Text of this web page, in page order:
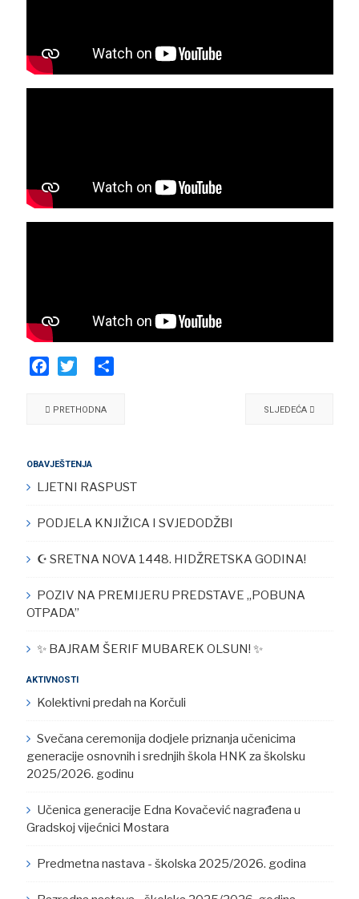
PRETHODNA SLJEDEĆA
OBAVJEŠTENJA
LJETNI RASPUST
PODJELA KNJIŽICA I SVJEDODŽBI
☪︎ SRETNA NOVA 1448. HIDŽRETSKA GODINA!
POZIV NA PREMIJERU PREDSTAVE „POBUNA
OTPADA”
✨ BAJRAM ŠERIF MUBAREK OLSUN! ✨
AKTIVNOSTI
Kolektivni predah na Korčuli
Svečana ceremonija dodjele priznanja učenicima
generacije osnovnih i srednjih škola HNK za školsku
2025/2026. godinu
Učenica generacije Edna Kovačević nagrađena u
Gradskoj vijećnici Mostara
Predmetna nastava - školska 2025/2026. godina